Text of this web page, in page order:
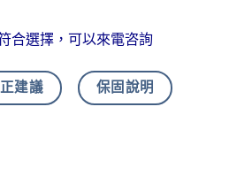
合選擇，可以來電咨詢
建議 保固說明